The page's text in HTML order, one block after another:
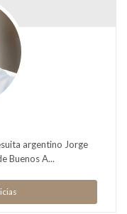
argentino Jorge
Buenos A...